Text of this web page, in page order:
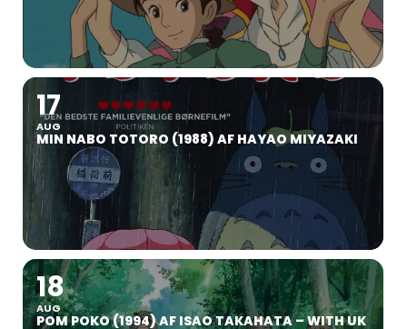
17
AUG
MIN NABO TOTORO (1988) AF HAYAO MIYAZAKI
18
AUG
POM POKO (1994) AF ISAO TAKAHATA – WITH UK